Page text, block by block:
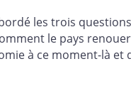
les trois
le pays
à ce moment-là